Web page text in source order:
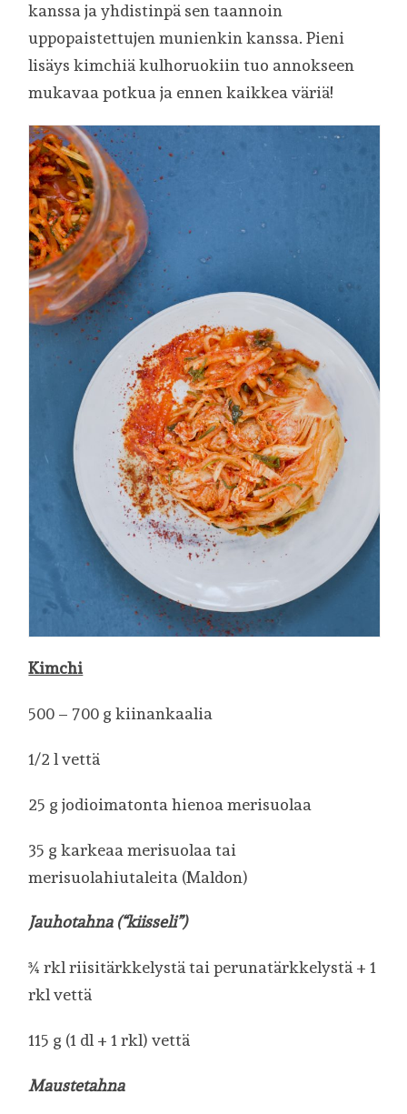
kanssa ja yhdistinpä sen taannoin
uppopaistettujen munienkin kanssa. Pieni
lisäys kimchiä kulhoruokiin tuo annokseen
mukavaa potkua ja ennen kaikkea väriä!
Kimchi
500 – 700 g kiinankaalia
1/2 l vettä
25 g jodioimatonta hienoa merisuolaa
35 g karkeaa merisuolaa tai
merisuolahiutaleita (Maldon)
Jauhotahna (“kiisseli”)
¾ rkl riisitärkkelystä tai perunatärkkelystä + 1
rkl vettä
115 g (1 dl + 1 rkl) vettä
Maustetahna